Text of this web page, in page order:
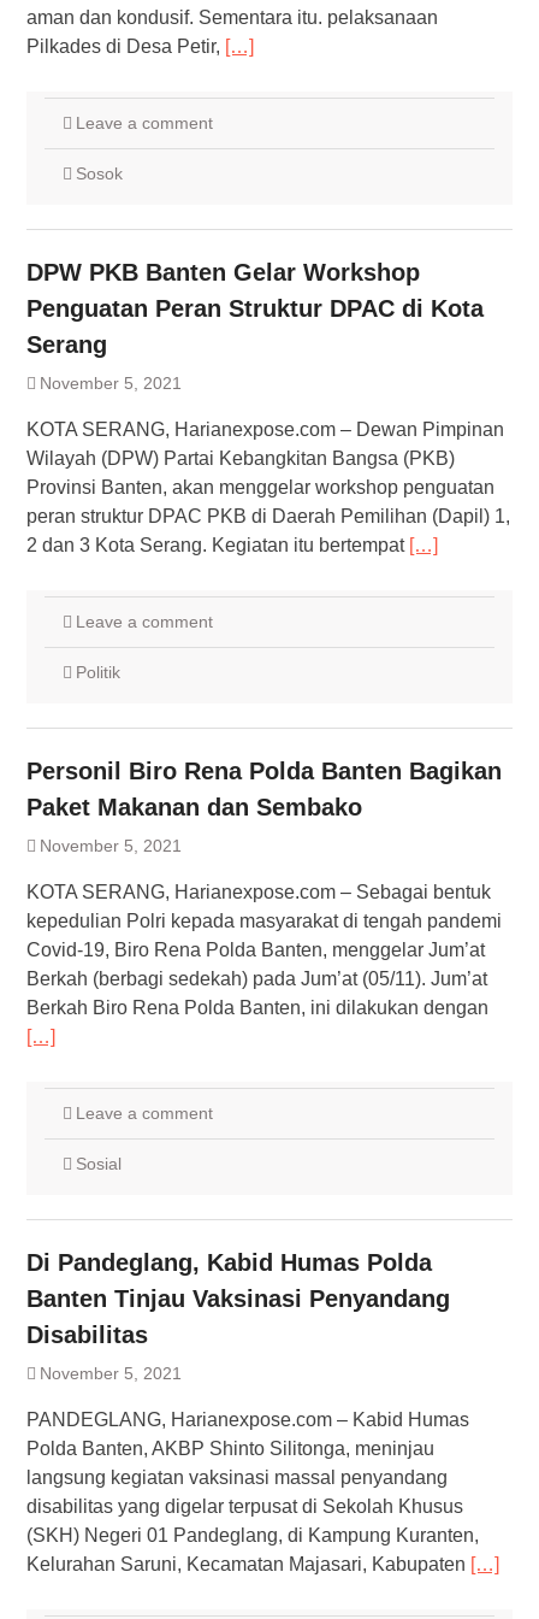
aman dan kondusif. Sementara itu. pelaksanaan
Pilkades di Desa Petir, […]
Leave a comment
Sosok
DPW PKB Banten Gelar Workshop
Penguatan Peran Struktur DPAC di Kota
Serang
November 5, 2021
KOTA SERANG, Harianexpose.com – Dewan Pimpinan
Wilayah (DPW) Partai Kebangkitan Bangsa (PKB)
Provinsi Banten, akan menggelar workshop penguatan
peran struktur DPAC PKB di Daerah Pemilihan (Dapil) 1,
2 dan 3 Kota Serang. Kegiatan itu bertempat […]
Leave a comment
Politik
Personil Biro Rena Polda Banten Bagikan
Paket Makanan dan Sembako
November 5, 2021
KOTA SERANG, Harianexpose.com – Sebagai bentuk
kepedulian Polri kepada masyarakat di tengah pandemi
Covid-19, Biro Rena Polda Banten, menggelar Jum’at
Berkah (berbagi sedekah) pada Jum’at (05/11). Jum’at
Berkah Biro Rena Polda Banten, ini dilakukan dengan
[…]
Leave a comment
Sosial
Di Pandeglang, Kabid Humas Polda
Banten Tinjau Vaksinasi Penyandang
Disabilitas
November 5, 2021
PANDEGLANG, Harianexpose.com – Kabid Humas
Polda Banten, AKBP Shinto Silitonga, meninjau
langsung kegiatan vaksinasi massal penyandang
disabilitas yang digelar terpusat di Sekolah Khusus
(SKH) Negeri 01 Pandeglang, di Kampung Kuranten,
Kelurahan Saruni, Kecamatan Majasari, Kabupaten […]